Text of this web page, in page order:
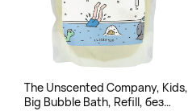
The Unscented Company, Kids,
Big Bubble Bath, Refill, без